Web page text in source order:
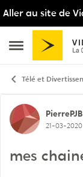
Aller au site de
Ouvrir Menu
Passer
Télé et
PierrePJB
21-03-2020
mes